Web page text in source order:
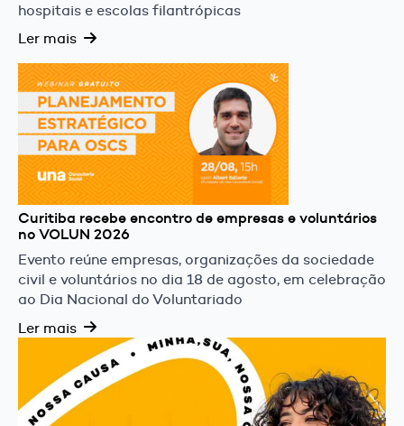
hospitais e escolas filantrópicas
Ler mais
Curitiba recebe encontro de empresas e voluntários
no VOLUN 2026
Evento reúne empresas, organizações da sociedade
civil e voluntários no dia 18 de agosto, em celebração
ao Dia Nacional do Voluntariado
Ler mais